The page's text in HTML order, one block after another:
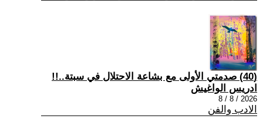
(40) صدمتي الأولى مع بشاعة الاحتلال في سبتة..!!
ادريس الواغيش
2026 / 8 / 8
الادب والفن